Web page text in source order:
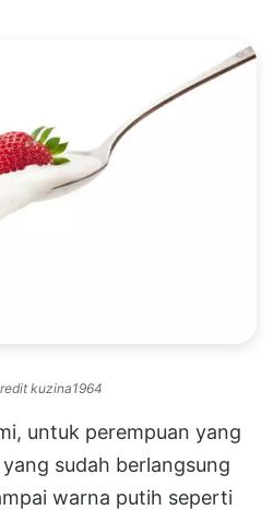
kuzina1964
untuk perempuan yang
sudah berlangsung
warna putih seperti